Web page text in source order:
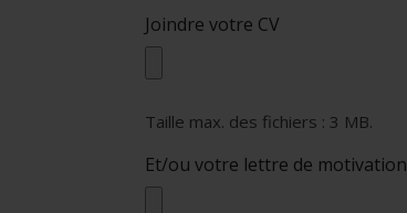
Joindre votre CV
Taille max. des fichiers : 3 MB.
Et/ou votre lettre de motivation